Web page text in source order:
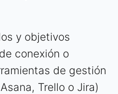
y objetivos
conexión o
de gestión
Trello o Jira)